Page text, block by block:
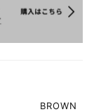
BROWN